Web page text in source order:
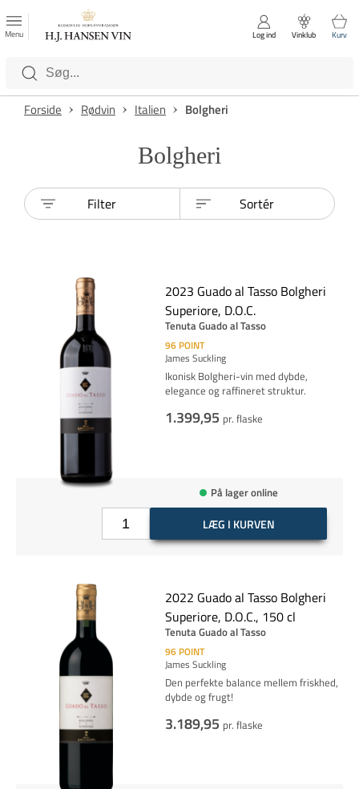
Luk
Kategorier
Menu Log ind Vinklub Kurv
Forside Rødvin Italien Bolgheri
Bolgheri
Filter Sortér
2023 Guado al Tasso Bolgheri
Superiore, D.O.C.
Tenuta Guado al Tasso
96 POINT
James Suckling
Ikonisk Bolgheri-vin med dybde,
elegance og raffineret struktur.
1.399,95 pr. flaske
På lager online
LÆG I KURVEN
2022 Guado al Tasso Bolgheri
Superiore, D.O.C., 150 cl
Tenuta Guado al Tasso
96 POINT
James Suckling
Den perfekte balance mellem friskhed,
dybde og frugt!
3.189,95 pr. flaske